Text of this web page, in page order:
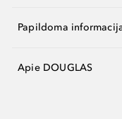
Papildoma
Apie DOUGLAS